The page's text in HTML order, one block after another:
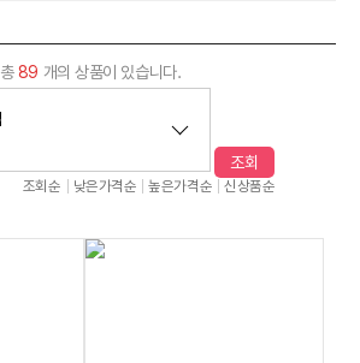
총89 개의 상품이 있습니다.
조회
조회순 낮은가격순 높은가격순 신상품순